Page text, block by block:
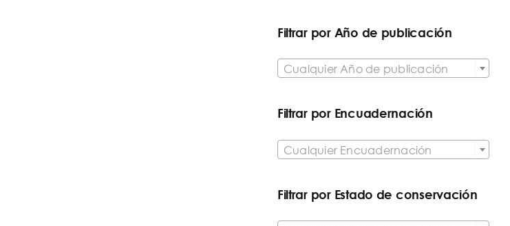
Filtrar por Año de publicación
Cualquier Año de publicación
Filtrar por Encuadernación
Cualquier Encuadernación
Filtrar por Estado de conservación